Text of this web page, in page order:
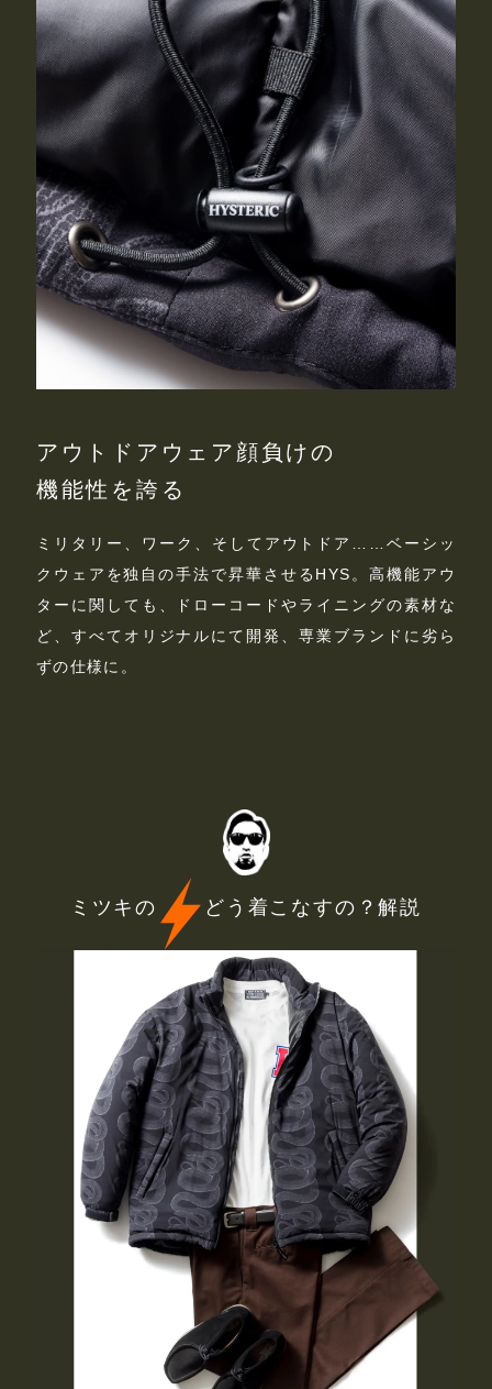
アウトドアウェア顔負けの
機能性を誇る
ミリタリー、ワーク、そしてアウトドア……ベーシッ
クウェアを独自の手法で昇華させるHYS。高機能アウ
ターに関しても、ドローコードやライニングの素材な
ど、すべてオリジナルにて開発、専業ブランドに劣ら
ずの仕様に。
ミツキの どう着こなすの？解説